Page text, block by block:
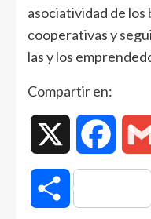
asociatividad de los
cooperativas y
las y los
Compartir en:
Compartir